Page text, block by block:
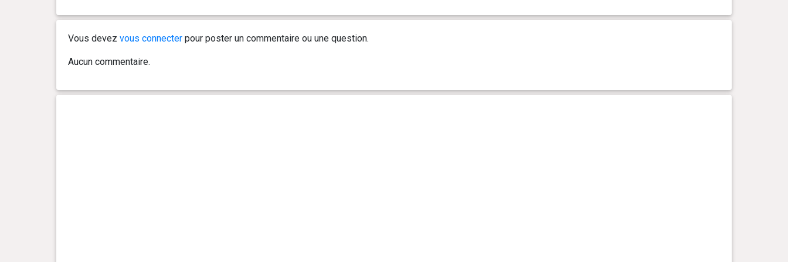
Vous devez vous connecterpour poster un commentaire ou une question.
Aucun commentaire.